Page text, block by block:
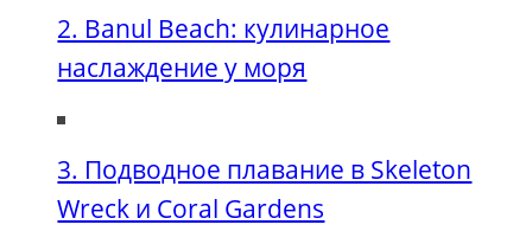
2. Banul Beach: кулинарное
наслаждение у моря
3. Подводное плавание в Skeleton
Wreck и Coral Gardens